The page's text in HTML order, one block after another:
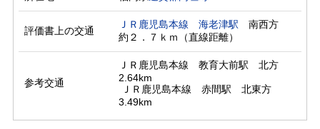
評価書上の交通
ＪＲ鹿児島本線 海老津駅 南西方
約２．７ｋｍ（直線距離）
参考交通
ＪＲ鹿児島本線　教育大前駅　北方
2.64km
3.49km